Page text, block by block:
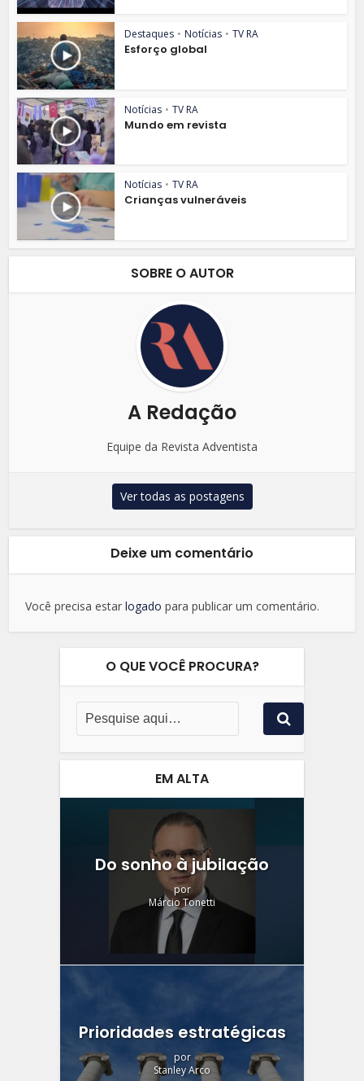
Destaques • Notícias • TV RA
Esforço global
Notícias • TV RA
Mundo em revista
Notícias • TV RA
Crianças vulneráveis
SOBRE O AUTOR
A Redação
Equipe da Revista Adventista
Ver todas as postagens
Deixe um comentário
Você precisa estarlogado para publicar um comentário.
O QUE VOCÊ PROCURA?
EM ALTA
Do sonho à jubilação
por
Márcio Tonetti
Prioridades estratégicas
por
Stanley Arco